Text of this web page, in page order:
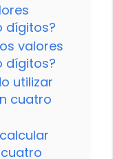
dígitos?
valores
dígitos?
utilizar
cuatro